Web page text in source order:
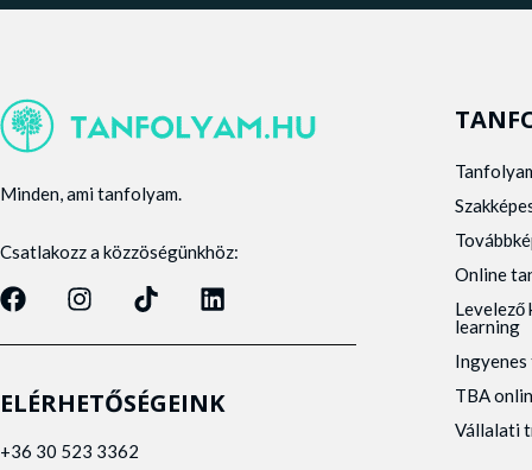
Minden, ami tanfolyam.
Csatlakozz a közzöségünkhöz:
ELÉRHETŐSÉGEINK
+36 30 523 3362
Online
Levelező
learning
Ingyenes
TBA
Vállalati